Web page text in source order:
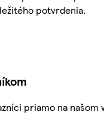
potvrdenia.
priamo na